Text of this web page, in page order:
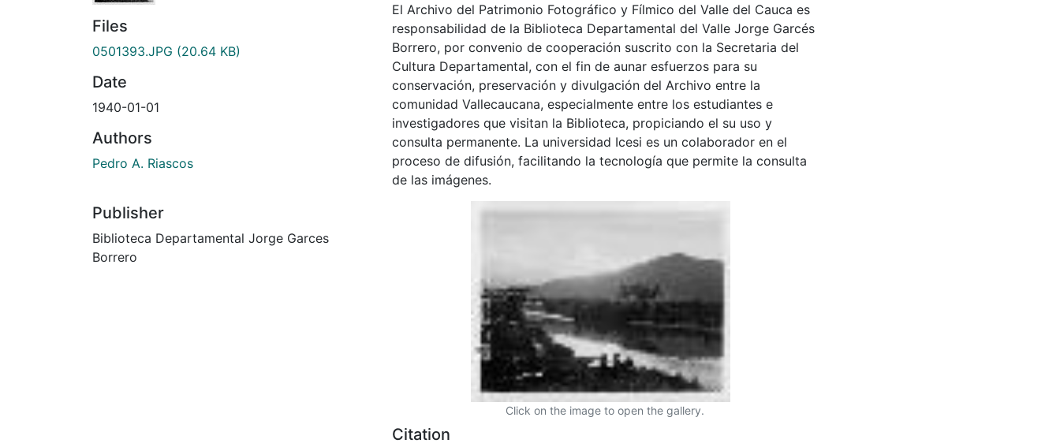
Files
0501393.JPG (20.64 KB)
Date
1940-01-01
Authors
Pedro A. Riascos
Publisher
Biblioteca Departamental Jorge Garces
Borrero
El Archivo del Patrimonio Fotográfico y Fílmico del Valle del Cauca es
responsabilidad de la Biblioteca Departamental del Valle Jorge Garcés
Borrero, por convenio de cooperación suscrito con la Secretaria del
Cultura Departamental, con el fin de aunar esfuerzos para su
conservación, preservación y divulgación del Archivo entre la
comunidad Vallecaucana, especialmente entre los estudiantes e
investigadores que visitan la Biblioteca, propiciando el su uso y
consulta permanente. La universidad Icesi es un colaborador en el
proceso de difusión, facilitando la tecnología que permite la consulta
de las imágenes.
Click on the image to open the gallery.
Citation